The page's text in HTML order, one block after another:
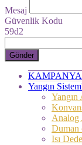
Mesaj
Güvenlik Kodu
59d2
Gönder
Yangın
Yangın
Analog
Duman
Isı